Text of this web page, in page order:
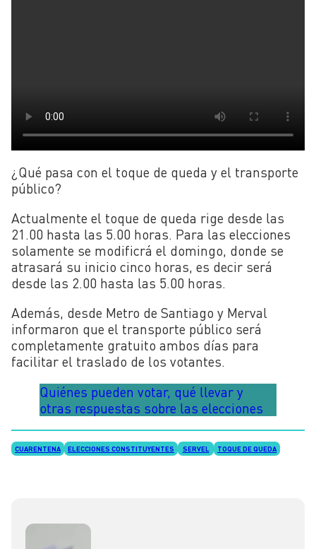
¿Qué pasa con el toque de queda y el transporte
público?
Actualmente el toque de queda rige desde las
21.00 hasta las 5.00 horas. Para las elecciones
solamente se modificrá el domingo, donde se
atrasará su inicio cinco horas, es decir será
desde las 2.00 hasta las 5.00 horas.
Además, desde Metro de Santiago y Merval
informaron que el transporte público será
completamente gratuito ambos días para
facilitar el traslado de los votantes.
Quiénes pueden votar, qué llevar y
otras respuestas sobre las elecciones
CUARENTENA ELECCIONES CONSTITUYENTES SERVEL TOQUE DE QUEDA